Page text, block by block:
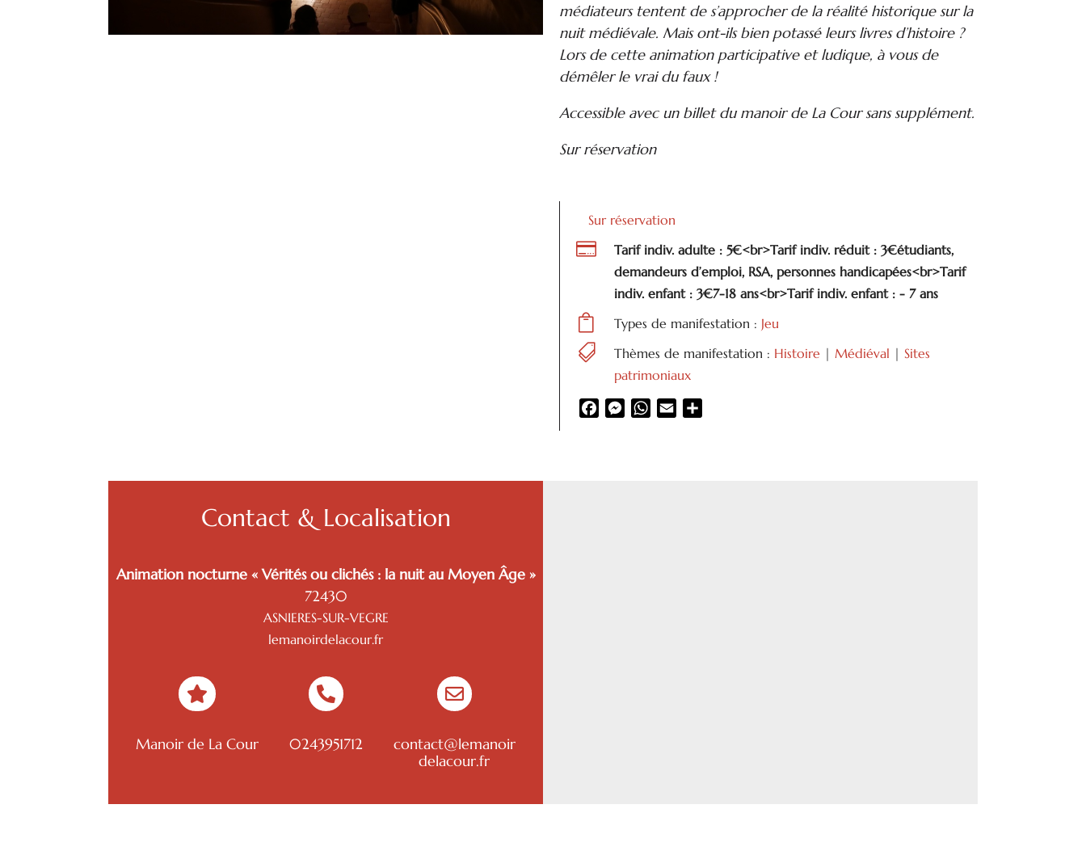
médiateurs tentent de s’approcher de la réalité historique sur la
nuit médiévale. Mais ont-ils bien potassé leurs livres d’histoire ?
Lors de cette animation participative et ludique, à vous de
démêler le vrai du faux !
Accessible avec un billet du manoir de La Cour sans supplément.
Sur réservation
Sur réservation

Tarif indiv. adulte : 5€<br>Tarif indiv. réduit : 3€étudiants,
demandeurs d’emploi, RSA, personnes handicapées<br>Tarif
indiv. enfant : 3€7-18 ans<br>Tarif indiv. enfant : - 7 ans
 Types de manifestation : Jeu
 Thèmes de manifestation : Histoire |Médiéval | Sites
patrimoniaux
FacebookMessenger
WhatsApp
Email
Contact & Localisation
Animation nocturne « Vérités ou clichés : la nuit au Moyen Âge »
72430
ASNIERES-SUR-VEGRE
lemanoirdelacour.fr

Manoir de La Cour

0243951712

contact@lemanoir
delacour.fr